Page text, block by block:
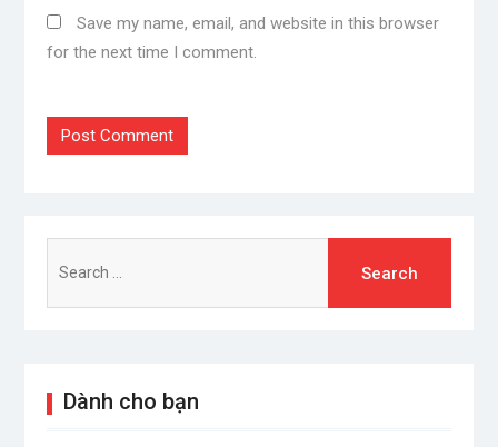
Save my name, email, and website in this browser
for the next time I comment.
for:
Dành cho bạn